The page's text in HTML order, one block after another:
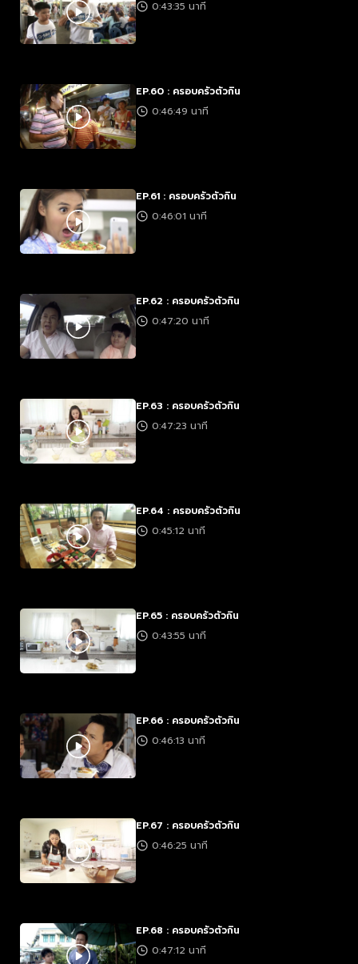
0:43:35 นาที
EP.60 : ครอบครัวตัวกิน
0:46:49 นาที
EP.61 : ครอบครัวตัวกิน
0:46:01 นาที
EP.62 : ครอบครัวตัวกิน
0:47:20 นาที
EP.63 : ครอบครัวตัวกิน
0:47:23 นาที
EP.64 : ครอบครัวตัวกิน
0:45:12 นาที
EP.65 : ครอบครัวตัวกิน
0:43:55 นาที
EP.66 : ครอบครัวตัวกิน
0:46:13 นาที
EP.67 : ครอบครัวตัวกิน
0:46:25 นาที
EP.68 : ครอบครัวตัวกิน
0:47:12 นาที